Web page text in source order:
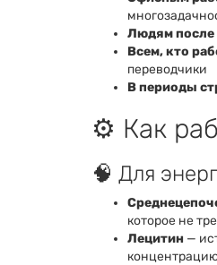
Людям после
Всем, кто
переводчики
В периоды
⚙️ Как
🧠 Для
которое не
Лецитин —